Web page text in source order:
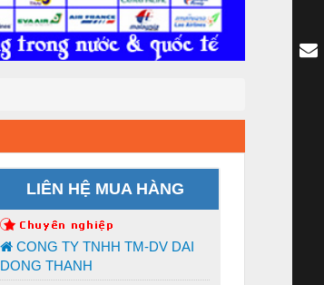
LIÊN HỆ MUA HÀNG
CONG TY TNHH TM-DV DAI
DONG THANH